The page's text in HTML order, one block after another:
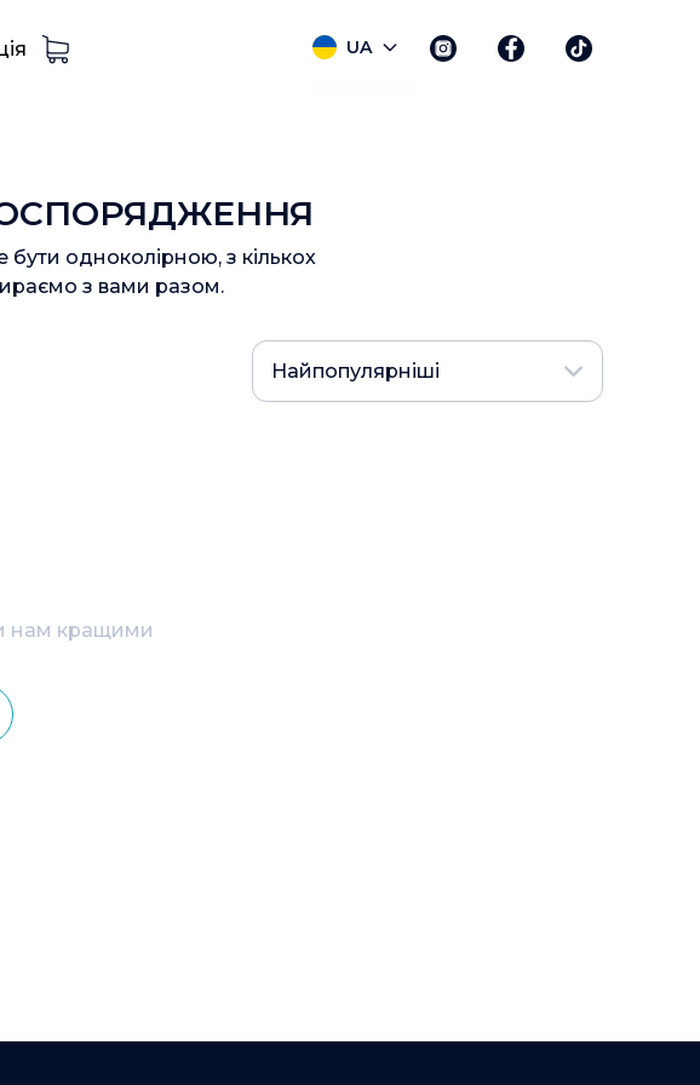
UA
одноколірною, з кількох
з вами разом.
Найпопулярніші
нам кращими